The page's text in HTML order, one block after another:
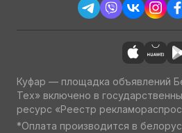
Куфар — площадка объявлений
Тех» включено в
ресурс «Реестр
*Оплата производится в